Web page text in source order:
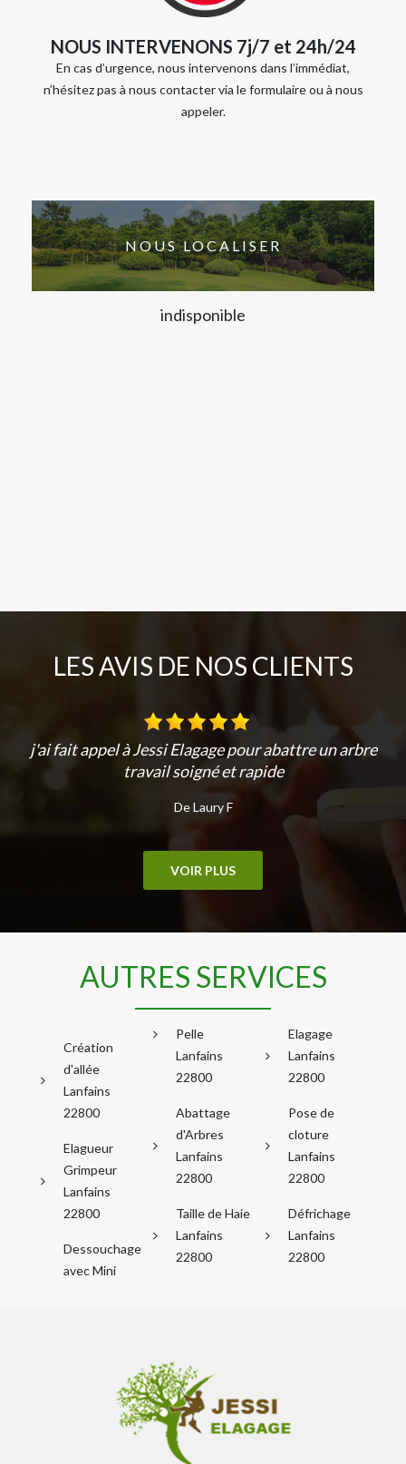
NOUS INTERVENONS 7j/7 et 24h/24
En cas d’urgence, nous intervenons dans l’immédiat,
n’hésitez pas à nous contacter via le formulaire ou à nous
appeler.
NOUS LOCALISER
indisponible
LES AVIS DE NOS CLIENTS
j'ai fait appel à Jessi Elagage pour abattre un arbre
travail soigné et rapide
De Laury F
VOIR PLUS
AUTRES SERVICES
Création
d'allée
Lanfains
22800
Elagueur
Grimpeur
Lanfains
22800
Dessouchage
avec Mini
Pelle
Lanfains
22800
Abattage
d'Arbres
Lanfains
22800
Taille de Haie
Lanfains
22800
Elagage
Lanfains
22800
Pose de
cloture
Lanfains
22800
Défrichage
Lanfains
22800